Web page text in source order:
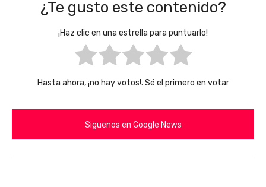
¿Te gusto este contenido?
¡Haz clic en una estrella para puntuarlo!
Hasta ahora, ¡no hay votos!. Sé el primero en votar
Siguenos en Google News